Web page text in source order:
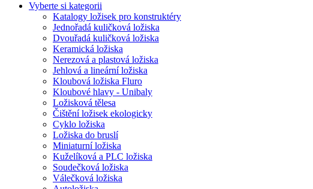
Vyberte si kategorii
Katalogy ložisek pro konstruktéry
Jednořadá kuličková ložiska
Dvouřadá kuličková ložiska
Keramická ložiska
Nerezová a plastová ložiska
Jehlová a lineární ložiska
Kloubová ložiska Fluro
Kloubové hlavy - Unibaly
Ložisková tělesa
Čištění ložisek ekologicky
Cyklo ložiska
Ložiska do bruslí
Miniaturní ložiska
Kuželíková a PLC ložiska
Soudečková ložiska
Válečková ložiska